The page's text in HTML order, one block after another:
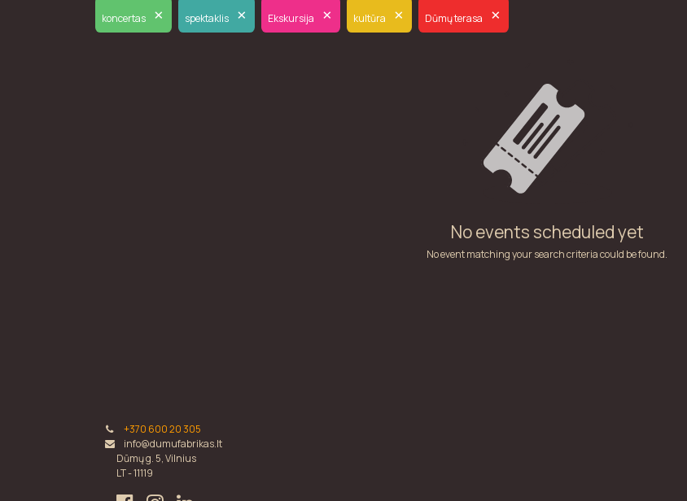
koncertas × spektaklis × Ekskursija × kultūra × Dūmų terasa ×
No events scheduled yet
No event matching your search criteria could be found.
+370 600 20 305
info@dumufabrikas.lt
Dūmų g. 5, Vilnius
LT - 11119